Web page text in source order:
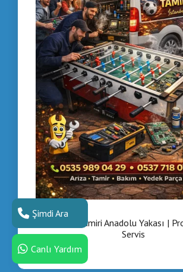
Langırt Tamiri Anadolu Yakası |
Servis
Şimdi Ara
Canlı Yardım